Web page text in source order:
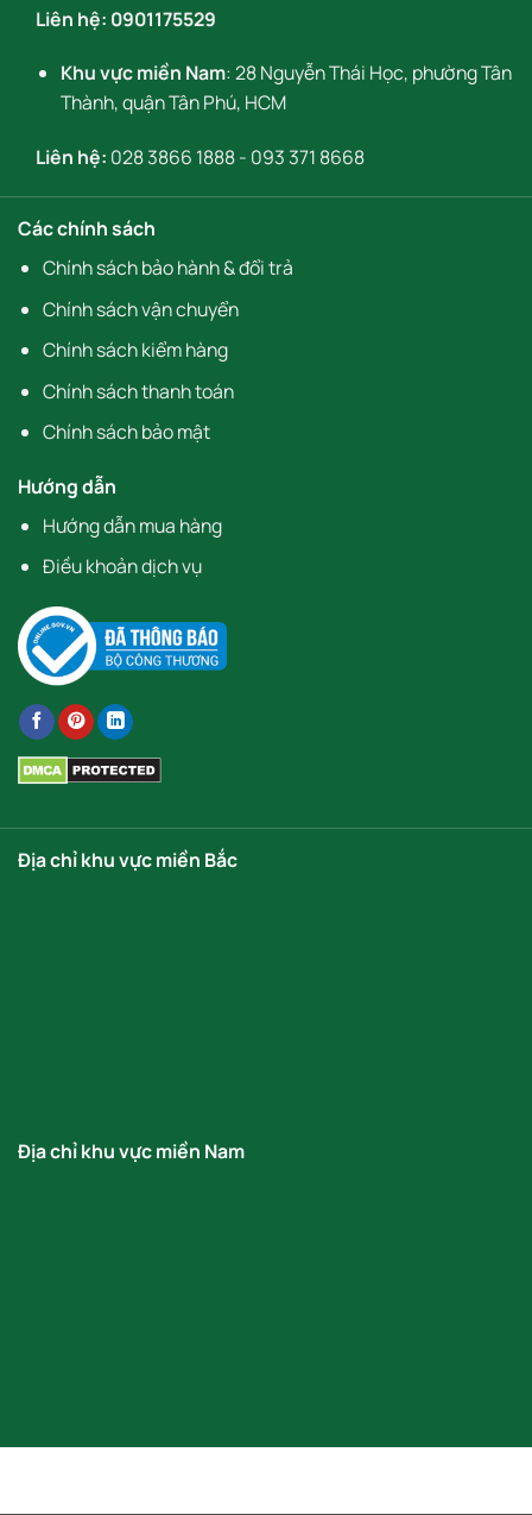
Liên hệ: 0901175529
Khu vực miền Nam: 28 Nguyễn Thái Học, phường Tân
Thành, quận Tân Phú, HCM
Liên hệ: 028 3866 1888- 093 371 8668
Các chính sách
Chính sách bảo hành & đổi trả
Chính sách vận chuyển
Chính sách kiểm hàng
Chính sách thanh toán
Chính sách bảo mật
Hướng dẫn
Hướng dẫn mua hàng
Điều khoản dịch vụ
Địa chỉ khu vực miền Bắc
Địa chỉ khu vực miền Nam